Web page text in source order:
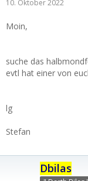
10. Oktober 2022
Moin,
suche das
evtl hat einer von
lg
Stefan
Dbilas